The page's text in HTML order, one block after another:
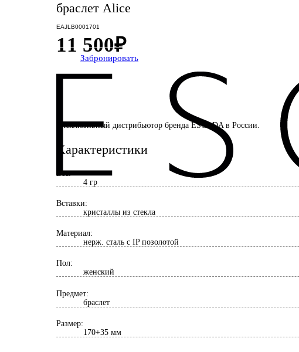
браслет Alice
EAJLB0001701
11 500₽
Забронировать
Эксклюзивный дистрибьютор бренда ESCADA в России.
Характеристики
Вес:
4 гр
Вставки:
кристаллы из стекла
Материал:
нерж. сталь с IP позолотой
Пол:
женский
Предмет:
браслет
Размер:
170+35 мм